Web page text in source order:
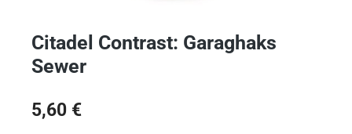
Citadel Contrast: Garaghaks
Sewer
Regulärer Preis:
5,60 €